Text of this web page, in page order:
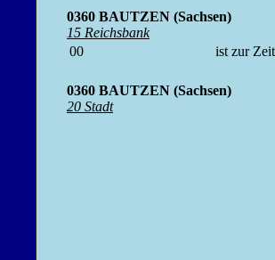
0360 BAUTZEN (Sachsen)
15 Reichsbank
00
ist zur
0360 BAUTZEN (Sachsen)
20 Stadt